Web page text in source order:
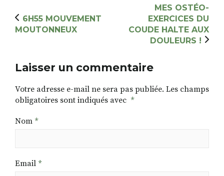
6H55 MOUVEMENT
MOUTONNEUX
MES OSTÉO-
EXERCICES DU
COUDE HALTE AUX
DOULEURS !
Laisser un commentaire
Votre adresse e-mail ne sera pas publiée. Les champs
obligatoires sont indiqués avec *
Nom *
Email *